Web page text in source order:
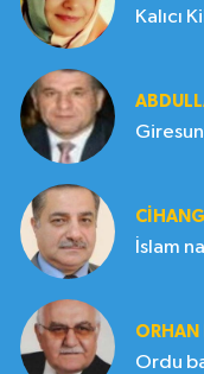
Kalıcı
İslam
ORHAN
Ordu